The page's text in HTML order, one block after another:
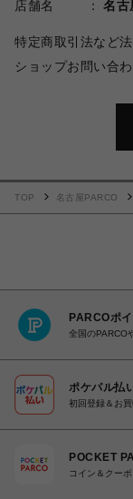
店舗名
名古
特定商取引法など
ショップお問い合
TOP 名古屋PARCO
PARCOポ
全国のPARCO
ポケパル払
初回登録＆お
POCKET
コイン＆クー